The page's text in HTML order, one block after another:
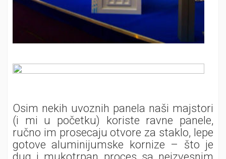
Osim nekih uvoznih panela naši majstori
(i mi u početku) koriste ravne panele,
ručno im prosecaju otvore za staklo, lepe
gotove aluminijumske kornize – što je